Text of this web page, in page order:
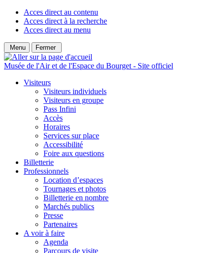
Acces direct au contenu
Acces direct à la recherche
Acces direct au menu
Menu Fermer
Musée de l'Air et de l'Espace du Bourget - Site officiel
Visiteurs
Visiteurs individuels
Visiteurs en groupe
Pass Infini
Accès
Horaires
Services sur place
Accessibilité
Foire aux questions
Billetterie
Professionnels
Location d’espaces
Tournages et photos
Billetterie en nombre
Marchés publics
Presse
Partenaires
A voir à faire
Agenda
Parcours de visite